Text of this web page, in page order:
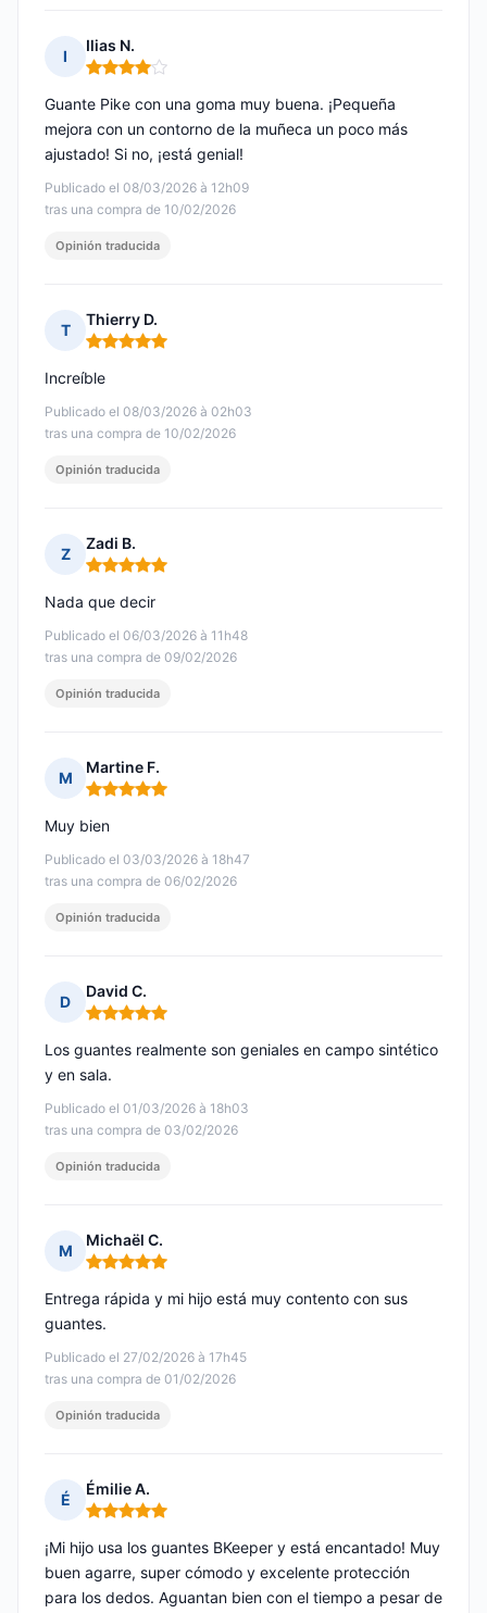
I
Ilias N.
Nota: 4 de 5
Publicado el 08/03/2026 à 12h09
tras una compra de 10/02/2026
Guante Pike con una goma muy buena. ¡Pequeña
mejora con un contorno de la muñeca un poco más
ajustado! Si no, ¡está genial!
Opinión traducida
T
Thierry D.
Nota: 5 de 5
Publicado el 08/03/2026 à 02h03
tras una compra de 10/02/2026
Increíble
Opinión traducida
Z
Zadi B.
Nota: 5 de 5
Publicado el 06/03/2026 à 11h48
tras una compra de 09/02/2026
Nada que decir
Opinión traducida
M
Martine F.
Nota: 5 de 5
Publicado el 03/03/2026 à 18h47
tras una compra de 06/02/2026
Muy bien
Opinión traducida
D
David C.
Nota: 5 de 5
Publicado el 01/03/2026 à 18h03
tras una compra de 03/02/2026
Los guantes realmente son geniales en campo sintético
y en sala.
Opinión traducida
M
Michaël C.
Nota: 5 de 5
Publicado el 27/02/2026 à 17h45
tras una compra de 01/02/2026
Entrega rápida y mi hijo está muy contento con sus
guantes.
Opinión traducida
É
Émilie A.
Nota: 5 de 5
¡Mi hijo usa los guantes BKeeper y está encantado! Muy
buen agarre, super cómodo y excelente protección
para los dedos. Aguantan bien con el tiempo a pesar de